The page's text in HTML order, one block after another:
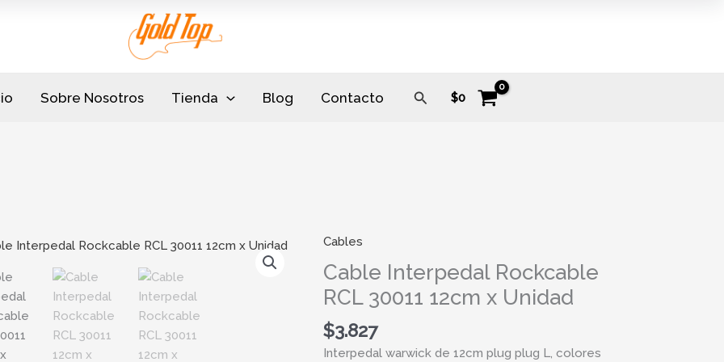
Sobre Nosotros Tienda Blog Contacto Buscar
$0
Cables
Cable Interpedal Rockcable
RCL 30011 12cm x Unidad
$3.827
Interpedal warwick de 12cm plug plug L, colores
Cable
Interpedal
Rockcable
RCL
30011
12cm